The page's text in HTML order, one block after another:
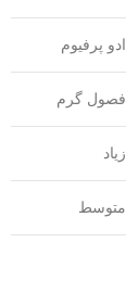
ادو پرفیوم
فصول گرم
زیاد
متوسط